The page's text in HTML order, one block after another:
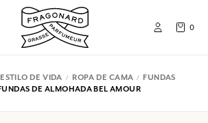
0
ESTILO DE VIDA ROPA DE CAMA
FUNDAS
DE ALMOHADA BEL AMOUR